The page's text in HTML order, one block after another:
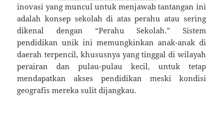
inovasi yang muncul untuk menjawab tantangan ini
adalah konsep sekolah di atas perahu atau sering
dikenal dengan “Perahu Sekolah.” Sistem
pendidikan unik ini memungkinkan anak-anak di
daerah terpencil, khususnya yang tinggal di wilayah
perairan dan pulau-pulau kecil, untuk tetap
mendapatkan akses pendidikan meski kondisi
geografis mereka sulit dijangkau.